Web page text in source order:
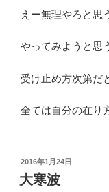
えー無理やろと思
やってみようと思
受け止め方次第だ
全ては自分の在り
投
稿
日:
2016年1月24日
大寒波